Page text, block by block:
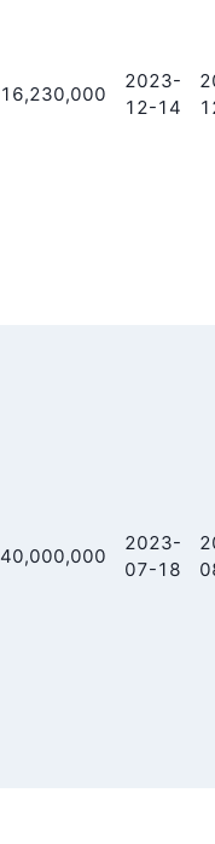
16,230,000
2023-
12-14
40,000,000
2023-
07-18